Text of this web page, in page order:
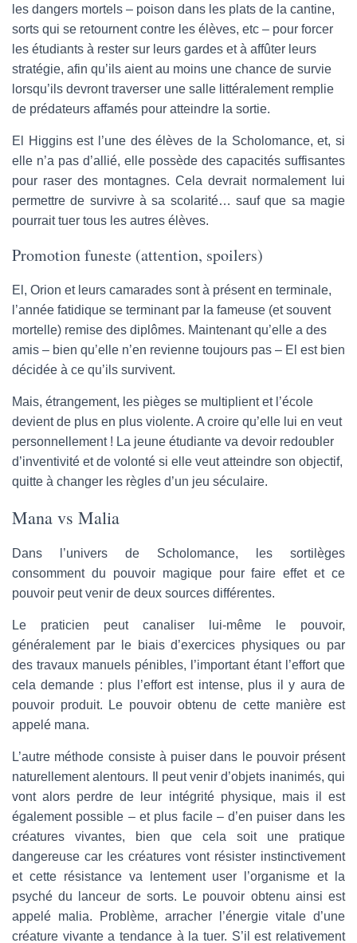
les dangers mortels – poison dans les plats de la cantine,
sorts qui se retournent contre les élèves, etc – pour forcer
les étudiants à rester sur leurs gardes et à affûter leurs
stratégie, afin qu’ils aient au moins une chance de survie
lorsqu’ils devront traverser une salle littéralement remplie
de prédateurs affamés pour atteindre la sortie.
El Higgins est l’une des élèves de la Scholomance, et, si
elle n’a pas d’allié, elle possède des capacités suffisantes
pour raser des montagnes. Cela devrait normalement lui
permettre de survivre à sa scolarité… sauf que sa magie
pourrait tuer tous les autres élèves.
Promotion funeste (attention, spoilers)
El, Orion et leurs camarades sont à présent en terminale,
l’année fatidique se terminant par la fameuse (et souvent
mortelle) remise des diplômes. Maintenant qu’elle a des
amis – bien qu’elle n’en revienne toujours pas – El est bien
décidée à ce qu’ils survivent.
Mais, étrangement, les pièges se multiplient et l’école
devient de plus en plus violente. A croire qu’elle lui en veut
personnellement ! La jeune étudiante va devoir redoubler
d’inventivité et de volonté si elle veut atteindre son objectif,
quitte à changer les règles d’un jeu séculaire.
Mana vs Malia
Dans l’univers de Scholomance, les sortilèges
consomment du pouvoir magique pour faire effet et ce
pouvoir peut venir de deux sources différentes.
Le praticien peut canaliser lui-même le pouvoir,
généralement par le biais d’exercices physiques ou par
des travaux manuels pénibles, l’important étant l’effort que
cela demande : plus l’effort est intense, plus il y aura de
pouvoir produit. Le pouvoir obtenu de cette manière est
appelé mana.
L’autre méthode consiste à puiser dans le pouvoir présent
naturellement alentours. Il peut venir d’objets inanimés, qui
vont alors perdre de leur intégrité physique, mais il est
également possible – et plus facile – d’en puiser dans les
créatures vivantes, bien que cela soit une pratique
dangereuse car les créatures vont résister instinctivement
et cette résistance va lentement user l’organisme et la
psyché du lanceur de sorts. Le pouvoir obtenu ainsi est
appelé malia. Problème, arracher l’énergie vitale d’une
créature vivante a tendance à la tuer. S’il est relativement